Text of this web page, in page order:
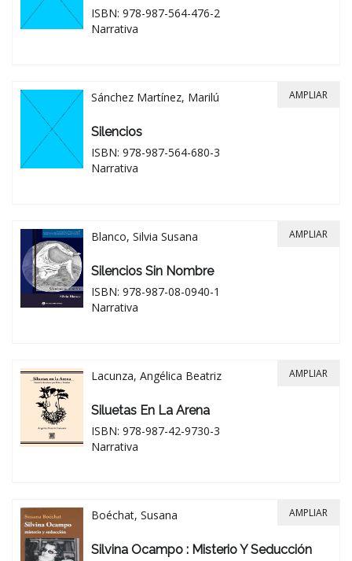
ISBN: 978-987-564-476-2
Narrativa
Sánchez Martínez, Marilú
Silencios
ISBN: 978-987-564-680-3
Narrativa
AMPLIAR
Blanco, Silvia Susana
Silencios Sin Nombre
ISBN: 978-987-08-0940-1
Narrativa
AMPLIAR
Lacunza, Angélica Beatriz
Siluetas En La Arena
ISBN: 978-987-42-9730-3
Narrativa
AMPLIAR
Boéchat, Susana
Silvina Ocampo : Misterio Y Seducción
AMPLIAR